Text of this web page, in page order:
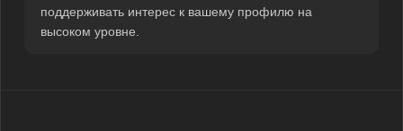
поддерживать интерес к вашему профилю на
высоком уровне.